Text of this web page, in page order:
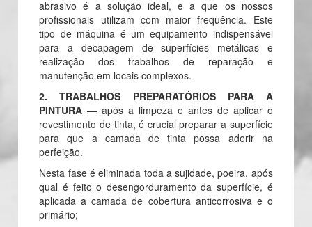
abrasivo é a solução ideal, e a que os nossos
profissionais utilizam com maior frequência. Este
tipo de máquina é um equipamento indispensável
para a decapagem de superfícies metálicas e
realização dos trabalhos de reparação e
manutenção em locais complexos.
2. TRABALHOS PREPARATÓRIOS PARA A
PINTURA — após a limpeza e antes de aplicar o
revestimento de tinta, é crucial preparar a superfície
para que a camada de tinta possa aderir na
perfeição.
Nesta fase é eliminada toda a sujidade, poeira, após
qual é feito o desengorduramento da superfície, é
aplicada a camada de cobertura anticorrosiva e o
primário;